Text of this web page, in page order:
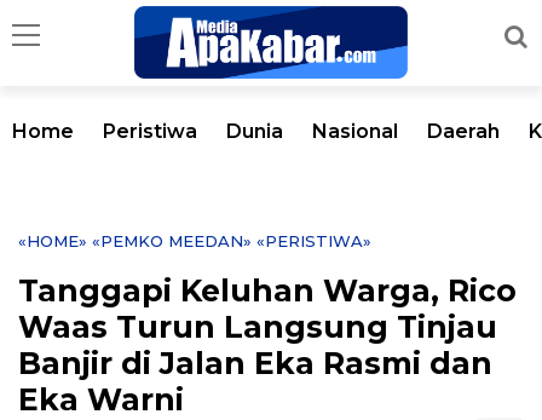
Home Peristiwa Dunia Nasional Daerah
«HOME» «PEMKO MEEDAN» «PERISTIWA»
Tanggapi Keluhan Warga, Rico
Waas Turun Langsung Tinjau
Banjir di Jalan Eka Rasmi dan
Eka Warni